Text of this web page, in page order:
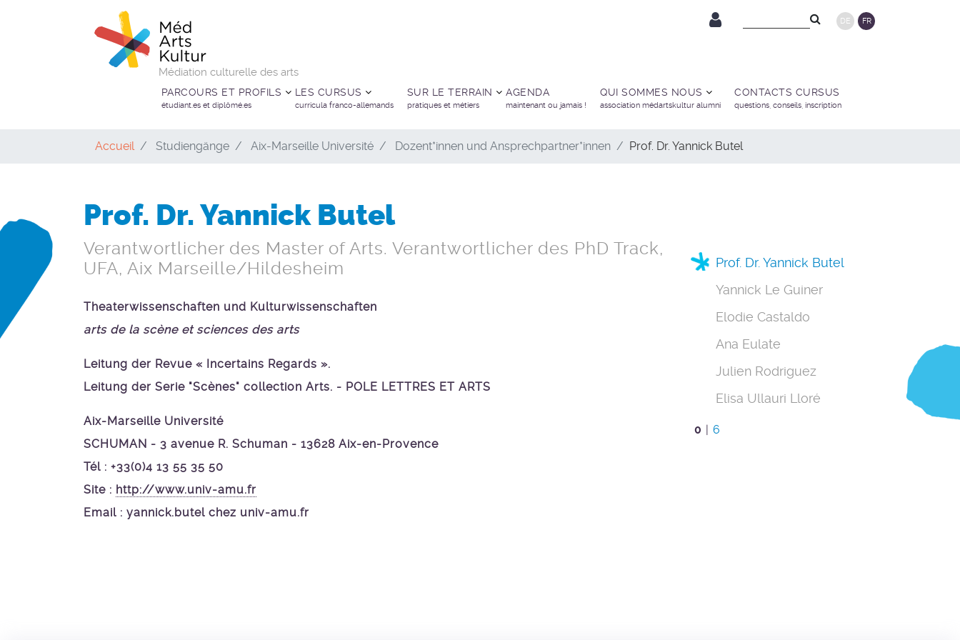
Médiation culturelle des arts
DE FR
PARCOURS ET PROFILS
étudiant.es et diplômé.es
LES CURSUS
curricula franco-allemands
SUR LE TERRAIN
pratiques et métiers
AGENDA
maintenant ou jamais !
QUI SOMMES NOUS
association médartskultur alumni
CONTACTS CURSUS
questions, conseils, inscription
Accueil Studiengänge Aix-Marseille Université Dozent*innen und Ansprechpartner*innen Prof. Dr. Yannick Butel
Prof. Dr. Yannick Butel
Verantwortlicher des Master of Arts. Verantwortlicher des PhD Track,
UFA, Aix Marseille/Hildesheim
Theaterwissenschaften und Kulturwissenschaften
arts de la scène et sciences des arts
Leitung der Revue « Incertains Regards ».
Leitung der Serie "Scènes" collection Arts. - POLE LETTRES ET ARTS
Aix-Marseille Université
SCHUMAN - 3 avenue R. Schuman - 13628 Aix-en-Provence
Tél : +33(0)4 13 55 35 50
Site : http://www.univ-amu.fr
Email : yannick.butel chez univ-amu.fr
Prof. Dr. Yannick Butel
Yannick Le Guiner
Elodie Castaldo
Ana Eulate
Julien Rodriguez
Elisa Ullauri Lloré
0 | 6